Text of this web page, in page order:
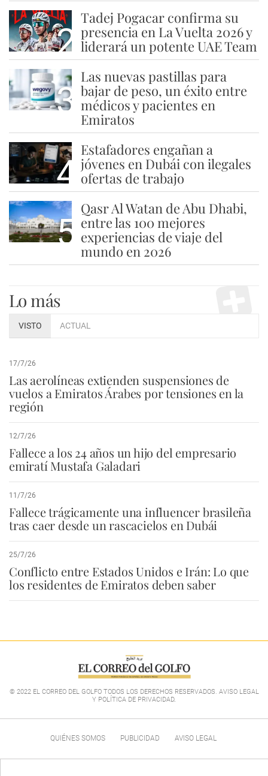
2
Tadej Pogacar confirma su
presencia en La Vuelta 2026 y
liderará un potente UAE Team
3
Las nuevas pastillas para
bajar de peso, un éxito entre
médicos y pacientes en
Emiratos
4
Estafadores engañan a
jóvenes en Dubái con ilegales
ofertas de trabajo
5
Qasr Al Watan de Abu Dhabi,
entre las 100 mejores
experiencias de viaje del
mundo en 2026
Lo más
VISTO ACTUAL
17/7/26
Las aerolíneas extienden suspensiones de
vuelos a Emiratos Árabes por tensiones en la
región
12/7/26
Fallece a los 24 años un hijo del empresario
emiratí Mustafa Galadari
11/7/26
Fallece trágicamente una influencer brasileña
tras caer desde un rascacielos en Dubái
25/7/26
Conflicto entre Estados Unidos e Irán: Lo que
los residentes de Emiratos deben saber
© 2022 EL CORREO DEL GOLFO TODOS LOS DERECHOS RESERVADOS. AVISO LEGAL
Y POLÍTICA DE PRIVACIDAD.
QUIÉNES SOMOS PUBLICIDAD AVISO LEGAL